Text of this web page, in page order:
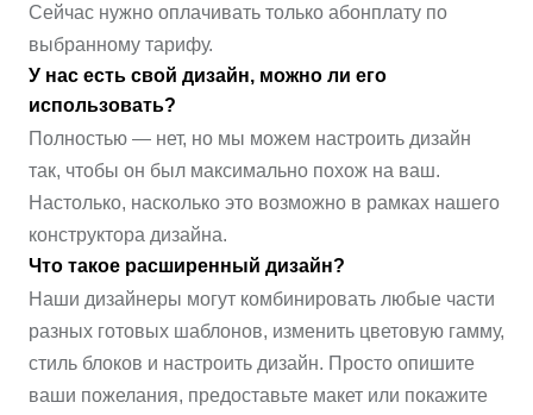
Сейчас нужно оплачивать только абонплату по
выбранному тарифу.
У нас есть свой дизайн, можно ли его
использовать?
Полностью — нет, но мы можем настроить дизайн
так, чтобы он был максимально похож на ваш.
Настолько, насколько это возможно в рамках нашего
конструктора дизайна.
Что такое расширенный дизайн?
Наши дизайнеры могут комбинировать любые части
разных готовых шаблонов, изменить цветовую гамму,
стиль блоков и настроить дизайн. Просто опишите
ваши пожелания, предоставьте макет или покажите